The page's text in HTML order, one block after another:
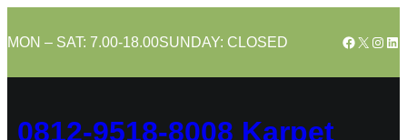
to
MON – SAT: 7.00-18.00SUNDAY: CLOSED Facebook
X
0812-9518-8008 Karpet